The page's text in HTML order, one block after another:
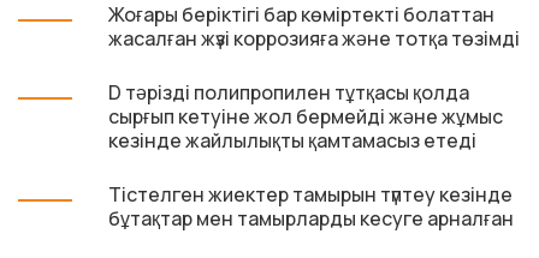
Жоғары беріктігі бар көміртекті болаттан
жасалған жүзі коррозияға және тотқа төзімді
D тәрізді полипропилен тұтқасы қолда
сырғып кетуіне жол бермейді және жұмыс
кезінде жайлылықты қамтамасыз етеді
Тістелген жиектер тамырын түптеу кезінде
бұтақтар мен тамырларды кесуге арналған